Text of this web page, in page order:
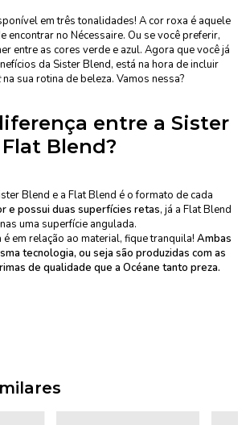
em três tonalidades! A cor roxa é aquele
encontrar no Nécessaire. Ou se você preferir,
entre as cores verde e azul. Agora que você já
da Sister Blend, está na hora de incluir
na sua rotina de beleza. Vamos nessa?
entre a Sister
Blend?
Blend e a Flat Blend é o formato de cada
e possui duas superfícies retas, já a Flat Blend
uma superfície angulada.
em relação ao material, fique tranquila! Ambas
tecnologia, ou seja são produzidas com as
de qualidade que a Océane tanto preza.